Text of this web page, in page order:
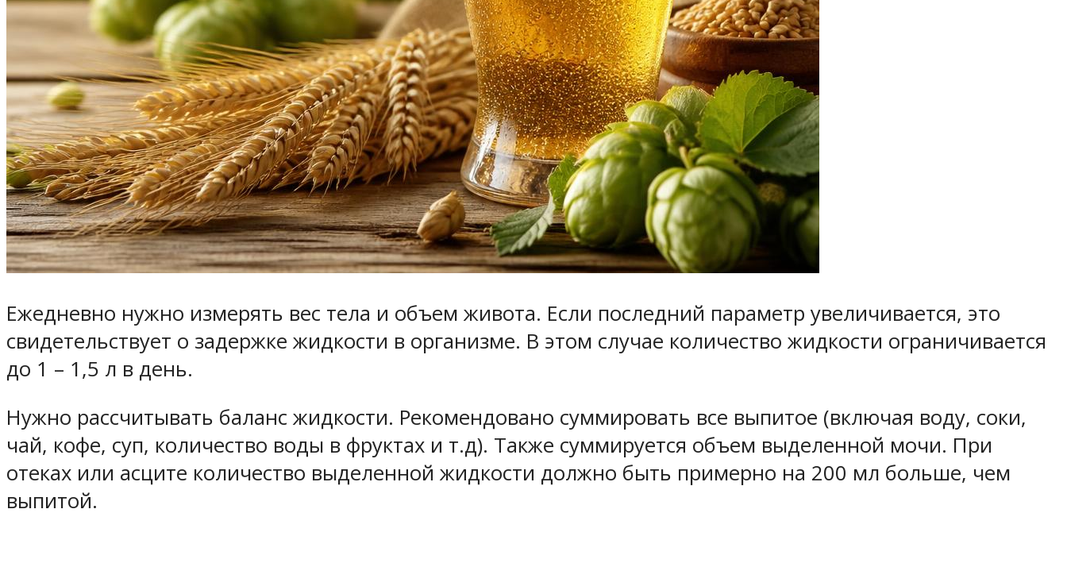
Ежедневно нужно измерять вес тела и объем живота. Если последний параметр увеличивается, это
свидетельствует о задержке жидкости в организме. В этом случае количество жидкости ограничивается
до 1 – 1,5 л в день.
Нужно рассчитывать баланс жидкости. Рекомендовано суммировать все выпитое (включая воду, соки,
чай, кофе, суп, количество воды в фруктах и т.д). Также суммируется объем выделенной мочи. При
отеках или асците количество выделенной жидкости должно быть примерно на 200 мл больше, чем
выпитой.